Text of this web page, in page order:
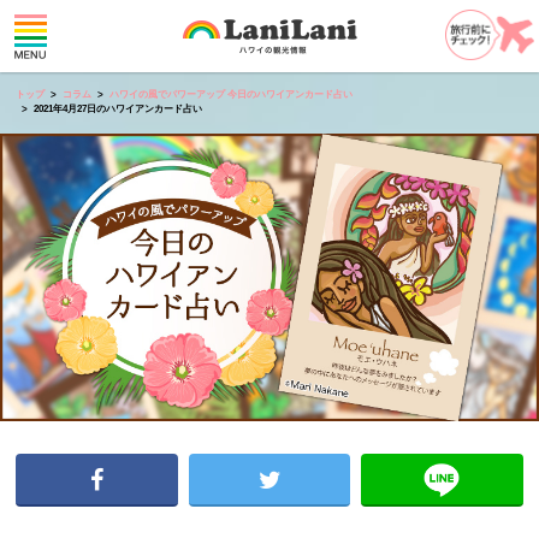
トップ コラム
ハワイの風でパワーアップ 今日のハワイアンカード占い
2021年4月27日のハワイアンカード占い